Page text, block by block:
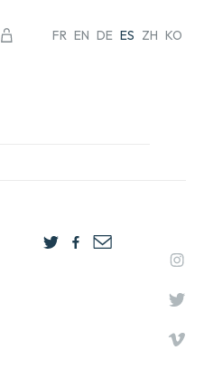
FR EN DE ES ZH KO